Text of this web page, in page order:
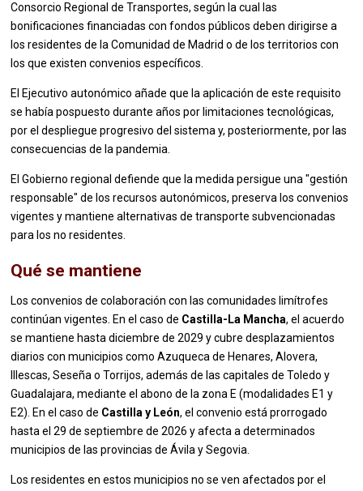
Consorcio Regional de Transportes, según la cual las
bonificaciones financiadas con fondos públicos deben dirigirse a
los residentes de la Comunidad de Madrid o de los territorios con
los que existen convenios específicos.
El Ejecutivo autonómico añade que la aplicación de este requisito
se había pospuesto durante años por limitaciones tecnológicas,
por el despliegue progresivo del sistema y, posteriormente, por las
consecuencias de la pandemia.
El Gobierno regional defiende que la medida persigue una "gestión
responsable" de los recursos autonómicos, preserva los convenios
vigentes y mantiene alternativas de transporte subvencionadas
para los no residentes.
Qué se mantiene
Los convenios de colaboración con las comunidades limítrofes
continúan vigentes. En el caso de Castilla-La Mancha, el acuerdo
se mantiene hasta diciembre de 2029 y cubre desplazamientos
diarios con municipios como Azuqueca de Henares, Alovera,
Illescas, Seseña o Torrijos, además de las capitales de Toledo y
Guadalajara, mediante el abono de la zona E (modalidades E1 y
E2). En el caso de Castilla y León, el convenio está prorrogado
hasta el 29 de septiembre de 2026 y afecta a determinados
municipios de las provincias de Ávila y Segovia.
Los residentes en estos municipios no se ven afectados por el